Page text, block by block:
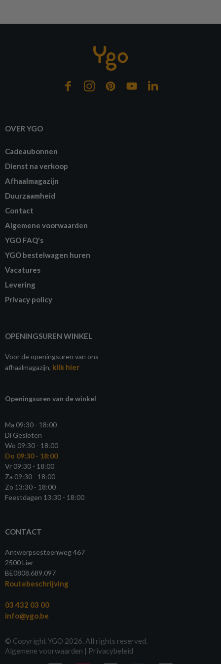
OVER YGO
Cadeaubonnen
Dienst na verkoop
Afhaalmagazijn
Duurzaamheid
Contact
Algemene voorwaarden
YGO FAQ's
YGO bestelwagen huren
Vacatures
Levering
Privacy policy
OPENINGSUREN WINKEL
Voor de openingsuren van ons
afhaalmagazijn, klik hier
Openingsuren van de winkel
Ma 09:30 - 18:00
Di Gesloten
Wo 09:30 - 18:00
Do 09:30 - 18:00
Vr 09:30 - 18:00
Za 09:30 - 18:00
Zo 13:30 - 18:00
Feestdagen 13:30 - 18:00
CONTACT
Antwerpsesteenweg 467
2500 Lier
BE0808.689.097
Routebeschrijving
03 432 03 00
info@ygo.be
© Copyright YGO 2026. All rights reserved.
Algemene voorwaarden | Privacybeleid